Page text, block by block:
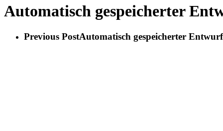
Automatisch gespeicherter
Previous PostAutomatisch gespeicherter Entwurf